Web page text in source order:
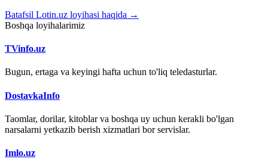
Batafsil Lotin.uz loyihasi haqida →
Boshqa loyihalarimiz
TVinfo.uz
Bugun, ertaga va keyingi hafta uchun to'liq teledasturlar.
DostavkaInfo
Taomlar, dorilar, kitoblar va boshqa uy uchun kerakli bo'lgan
narsalarni yetkazib berish xizmatlari bor servislar.
Imlo.uz